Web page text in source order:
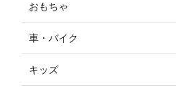
おもちゃ
車・バイク
キッズ